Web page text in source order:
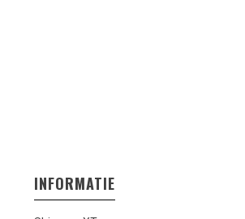
INFORMATIE